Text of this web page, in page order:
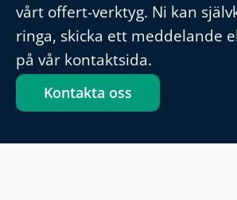
vårt offert-verktyg. Ni kan
ringa, skicka ett meddelande
på vår kontaktsida.
Kontakta oss